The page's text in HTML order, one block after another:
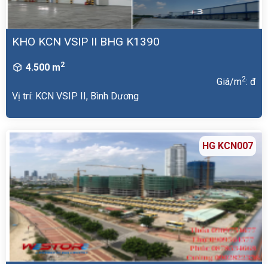
KHO KCN VSIP II BHG K1390
4.500 m2
Giá/m2: đ
Vị trí: KCN VSIP II, Bình Dương
HG KCN007